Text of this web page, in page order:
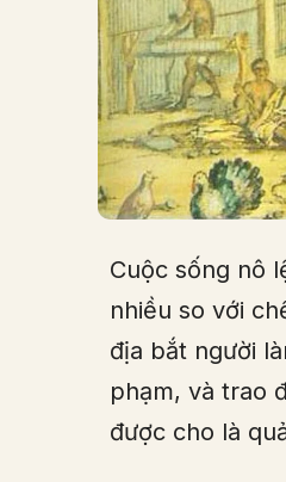
Cuộc sống nô
nhiều so với
địa bắt người
phạm, và trao
được cho là